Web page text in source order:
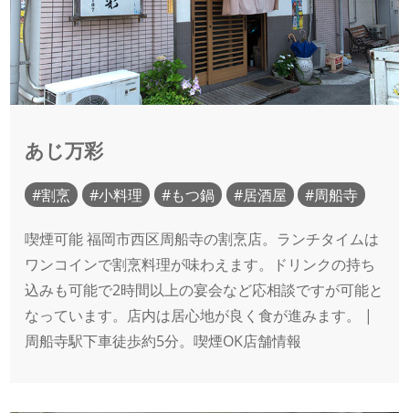
あじ万彩
割烹 小料理 もつ鍋 居酒屋 周船寺
喫煙可能 福岡市西区周船寺の割烹店。ランチタイムは
ワンコインで割烹料理が味わえます。ドリンクの持ち
込みも可能で2時間以上の宴会など応相談ですが可能と
なっています。店内は居心地が良く食が進みます。 |
周船寺駅下車徒歩約5分。喫煙OK店舗情報